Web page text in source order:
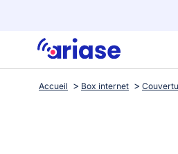
Accueil Box internet